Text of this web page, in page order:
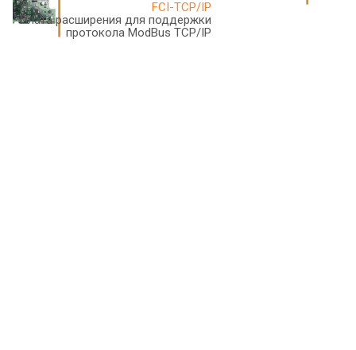
FCI-TCP/IP
Плата расширения для поддержки
протокола ModBus TCP/IP